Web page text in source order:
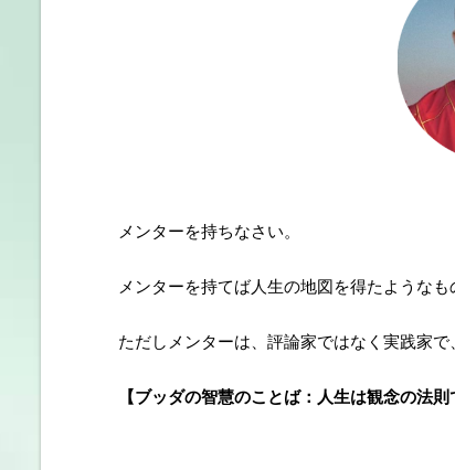
メンターを持ちなさい。
メンターを持てば人生の地図を得たようなも
ただしメンターは、評論家ではなく実践家で
【ブッダの智慧のことば：人生は観念の法則